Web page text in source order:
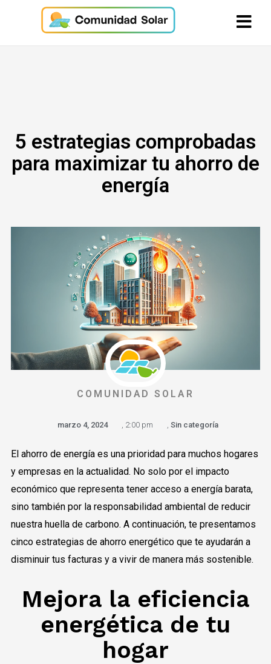
5 estrategias comprobadas
para maximizar tu ahorro de
energía
COMUNIDAD SOLAR
marzo 4, 2024 2:00 pm Sin categoría
El ahorro de energía es una prioridad para muchos hogares
y empresas en la actualidad. No solo por el impacto
económico que representa tener acceso a energía barata,
sino también por la responsabilidad ambiental de reducir
nuestra huella de carbono. A continuación, te presentamos
cinco estrategias de ahorro energético que te ayudarán a
disminuir tus facturas y a vivir de manera más sostenible.
Mejora la eficiencia
energética de tu
hogar